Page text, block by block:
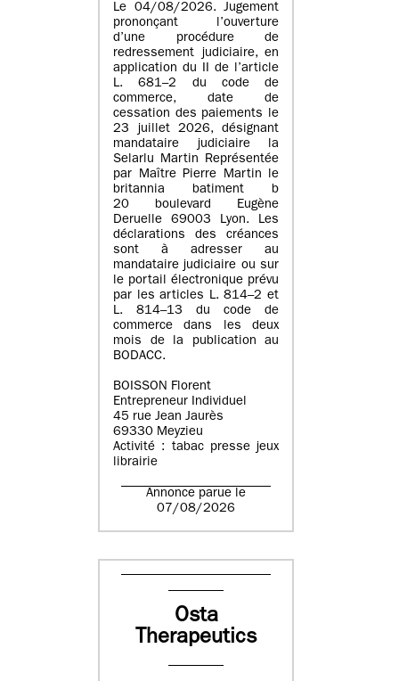
Le 04/08/2026. Jugement
prononçant l’ouverture
d’une procédure de
redressement judiciaire, en
application du II de l’article
L. 681–2 du code de
commerce, date de
cessation des paiements le
23 juillet 2026, désignant
mandataire judiciaire la
Selarlu Martin Représentée
par Maître Pierre Martin le
britannia batiment b
20 boulevard Eugène
Deruelle 69003 Lyon. Les
déclarations des créances
sont à adresser au
mandataire judiciaire ou sur
le portail électronique prévu
par les articles L. 814–2 et
L. 814–13 du code de
commerce dans les deux
mois de la publication au
BODACC.
BOISSON Florent
Entrepreneur Individuel
45 rue Jean Jaurès
69330 Meyzieu
Activité : tabac presse jeux
librairie
Annonce parue le
07/08/2026
Osta
Therapeutics